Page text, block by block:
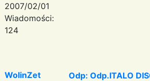
2007/02/01
Wiadomości:
124
WolinZet
Odp: Odp.ITALO